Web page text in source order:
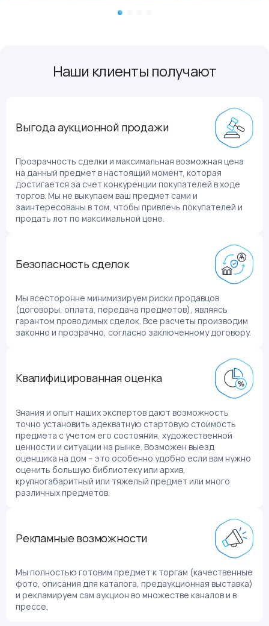
Наши клиенты получают
Выгода аукционной продажи
Прозрачность сделки и максимальная возможная цена
на данный предмет в настоящий момент, которая
достигается за счет конкуренции покупателей в ходе
торгов. Мы не выкупаем ваш предмет сами и
заинтересованы в том, чтобы привлечь покупателей и
продать лот по максимальной цене.
Безопасность сделок
Мы всесторонне минимизируем риски продавцов
(договоры, оплата, передача предметов), являясь
гарантом проводимых сделок. Все расчеты производим
законно и прозрачно, согласно заключенному договору.
Квалифицированная оценка
Знания и опыт наших экспертов дают возможность
точно установить адекватную стартовую стоимость
предмета с учетом его состояния, художественной
ценности и ситуации на рынке. Возможен выезд
оценщика на дом – это особенно удобно если вам нужно
оценить большую библиотеку или архив,
крупногабаритный или тяжелый предмет или много
различных предметов.
Рекламные возможности
Мы полностью готовим предмет к торгам (качественные
фото, описания для каталога, предаукционная выставка)
и рекламируем сам аукцион во множестве каналов и в
прессе.